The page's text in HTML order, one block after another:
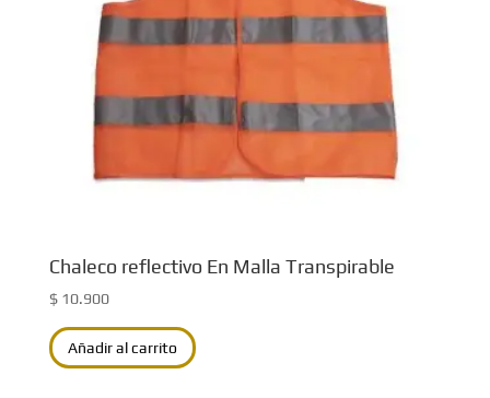
Chaleco reflectivo En Malla Transpirable
$10.900
Añadir al carrito